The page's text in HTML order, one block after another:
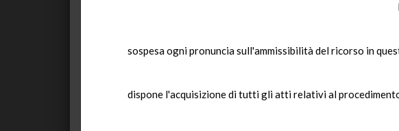
sospesa ogni pronuncia sull'ammissibilità del ricorso in
dispone l'acquisizione di tutti gli atti relativi al